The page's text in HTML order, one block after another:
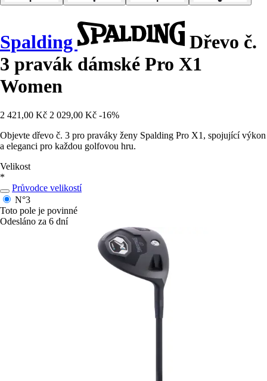
Spalding
Dřevo č.
3 pravák dámské Pro X1
Women
2 421,00 Kč 2 029,00 Kč -16%
Objevte dřevo č. 3 pro praváky ženy Spalding Pro X1, spojující výkon
a eleganci pro každou golfovou hru.
Velikost
*
Průvodce velikostí
N°3
Toto pole je povinné
Odesláno za 6 dní